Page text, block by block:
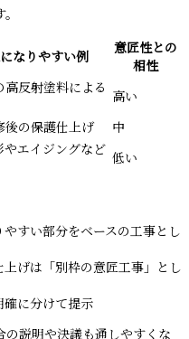
なりやすい例
意匠性との
相性
高反射塗料による
高い
後の保護仕上げ
中
やエイジングなど
低い
すい部分をベースの工事とし
げは「別枠の意匠工事」とし
確に分けて提示
の説明や決議も通しやすくな